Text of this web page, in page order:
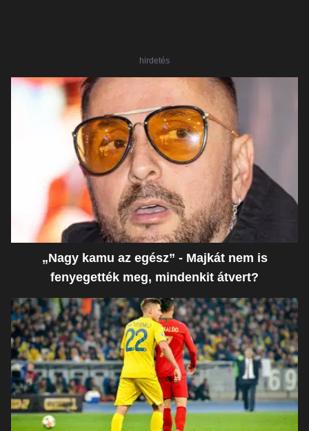
hirdetés
„Nagy kamu az egész” - Majkát nem is
fenyegették meg, mindenkit átvert?